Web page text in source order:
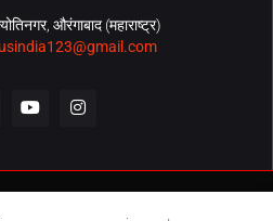
औरंगाबाद (महाराष्ट्र)
The Focus India Policy